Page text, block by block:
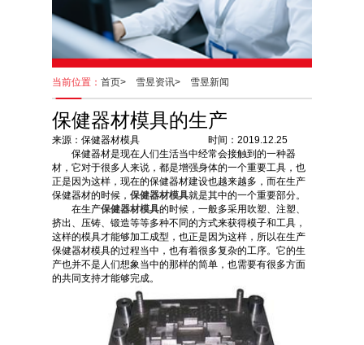
当前位置： 首页> 雪昱资讯> 雪昱新闻
保健器材模具的生产
来源：保健器材模具 时间：2019.12.25
保健器材是现在人们生活当中经常会接触到的一种器
材，它对于很多人来说，都是增强身体的一个重要工具，也
正是因为这样，现在的保健器材建设也越来越多，而在生产
保健器材的时候， 保健器材模具就是其中的一个重要部分。
在生产保健器材模具的时候，一般多采用吹塑、注塑、
挤出、压铸、锻造等等多种不同的方式来获得模子和工具，
这样的模具才能够加工成型，也正是因为这样，所以在生产
保健器材模具的过程当中，也有着很多复杂的工序。它的生
产也并不是人们想象当中的那样的简单，也需要有很多方面
的共同支持才能够完成。